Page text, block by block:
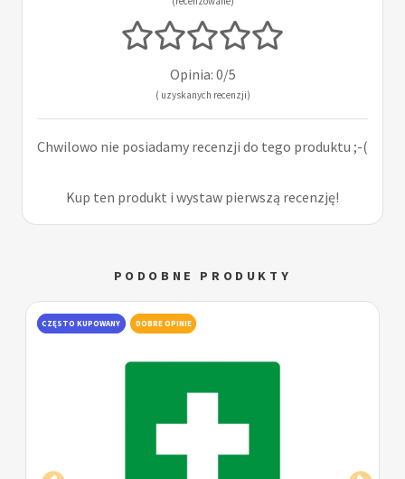
Opinia: 0/5
( uzyskanych recenzji)
Chwilowo nie posiadamy recenzji do tego produktu ;-(
Kup ten produkt i wystaw pierwszą recenzję!
PODOBNE PRODUKTY
CZĘSTO KUPOWANY DOBRE OPINIE